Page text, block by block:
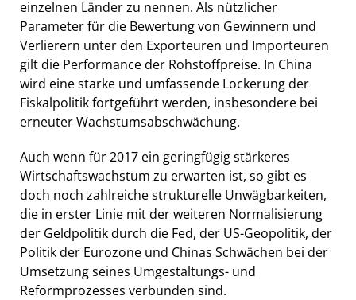
einzelnen Länder zu nennen. Als nützlicher
Parameter für die Bewertung von Gewinnern und
Verlierern unter den Exporteuren und Importeuren
gilt die Performance der Rohstoffpreise. In China
wird eine starke und umfassende Lockerung der
Fiskalpolitik fortgeführt werden, insbesondere bei
erneuter Wachstumsabschwächung.
Auch wenn für 2017 ein geringfügig stärkeres
Wirtschaftswachstum zu erwarten ist, so gibt es
doch noch zahlreiche strukturelle Unwägbarkeiten,
die in erster Linie mit der weiteren Normalisierung
der Geldpolitik durch die Fed, der US-Geopolitik, der
Politik der Eurozone und Chinas Schwächen bei der
Umsetzung seines Umgestaltungs- und
Reformprozesses verbunden sind.